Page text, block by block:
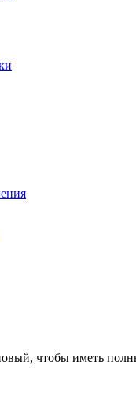
чтобы иметь